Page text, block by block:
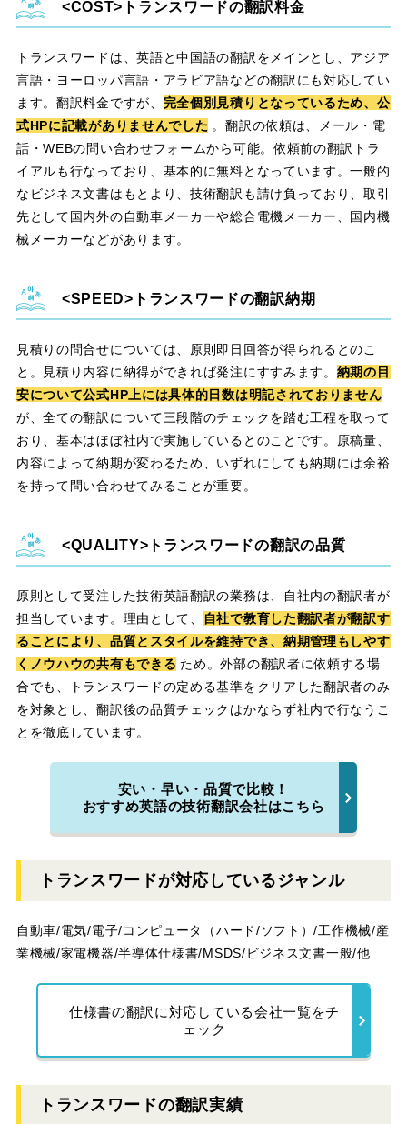
トランスワードの翻訳料金
トランスワードは、英語と中国語の翻訳をメインとし、アジア
言語・ヨーロッパ言語・アラビア語などの翻訳にも対応してい
ます。翻訳料金ですが、 完全個別見積りとなっているため、公
式HPに記載がありませんでした 。翻訳の依頼は、メール・電
話・WEBの問い合わせフォームから可能。依頼前の翻訳トラ
イアルも行なっており、基本的に無料となっています。一般的
なビジネス文書はもとより、技術翻訳も請け負っており、取引
先として国内外の自動車メーカーや総合電機メーカー、国内機
械メーカーなどがあります。
トランスワードの翻訳納期
見積りの問合せについては、原則即日回答が得られるとのこ
と。見積り内容に納得ができれば発注にすすみます。 納期の目
安について公式HP上には具体的日数は明記されておりません
が、全ての翻訳について三段階のチェックを踏む工程を取って
おり、基本はほぼ社内で実施しているとのことです。原稿量、
内容によって納期が変わるため、いずれにしても納期には余裕
を持って問い合わせてみることが重要。
トランスワードの翻訳の品質
原則として受注した技術英語翻訳の業務は、自社内の翻訳者が
担当しています。理由として、
自社で教育した翻訳者が翻訳す
ることにより、品質とスタイルを維持でき、納期管理もしやす
くノウハウの共有もできる ため。外部の翻訳者に依頼する場
合でも、トランスワードの定める基準をクリアした翻訳者のみ
を対象とし、翻訳後の品質チェックはかならず社内で行なうこ
とを徹底しています。
安い・早い・品質で比較！
おすすめ英語の技術翻訳会社はこちら
トランスワードが対応しているジャンル
自動車/電気/電子/コンピュータ（ハード/ソフト）/工作機械/産
業機械/家電機器/半導体仕様書/MSDS/ビジネス文書一般/他
仕様書の翻訳に対応している会社一覧をチ
ェック
トランスワードの翻訳実績